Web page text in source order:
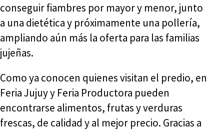
conseguir fiambres por mayor y menor, junto
a una dietética y próximamente una pollería,
ampliando aún más la oferta para las familias
jujeñas.
Como ya conocen quienes visitan el predio, en
Feria Jujuy y Feria Productora pueden
encontrarse alimentos, frutas y verduras
frescas, de calidad y al mejor precio. Gracias a